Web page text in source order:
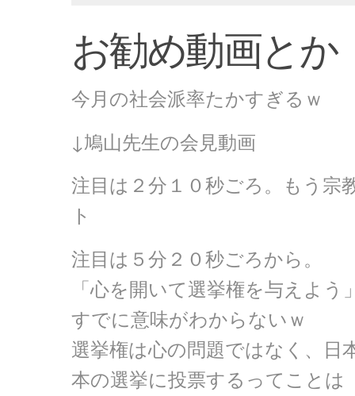
お勧め動画とか
今月の社会派率たかすぎるｗ
↓鳩山先生の会見動画
注目は２分１０秒ごろ。もう宗
ト
注目は５分２０秒ごろから。
「心を開いて選挙権を与えよう
すでに意味がわからないｗ
選挙権は心の問題ではなく、日
本の選挙に投票するってことは